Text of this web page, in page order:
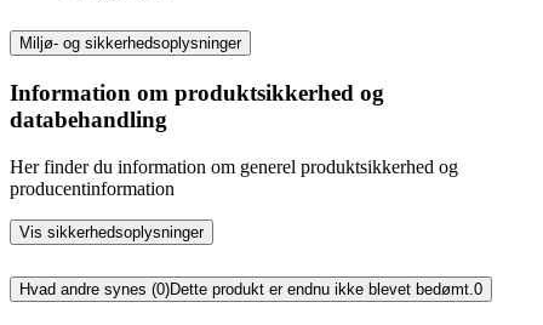
Miljø- og sikkerhedsoplysninger
Information om produktsikkerhed og
databehandling
Her finder du information om generel produktsikkerhed og
producentinformation
Vis sikkerhedsoplysninger
Hvad andre synes (0)Dette produkt er endnu ikke blevet bedømt. 0